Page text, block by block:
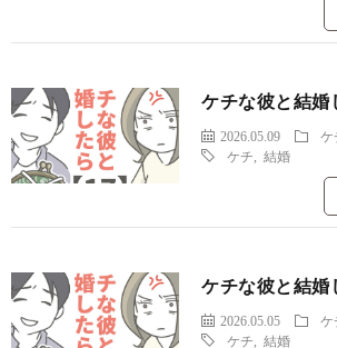
ケチな彼と結婚
2026.05.09
ケ
ケチ
,結婚
ケチな彼と結婚
2026.05.05
ケ
ケチ
,結婚